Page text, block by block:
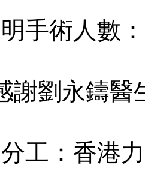
手術人數：
謝劉永鑄醫
工：香港